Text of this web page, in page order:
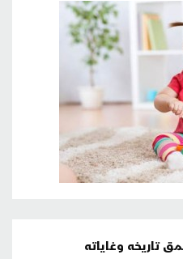
تاريخه وغاياته